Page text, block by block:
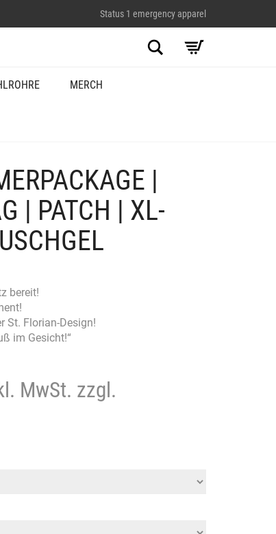
Status 1 emergency apparel
Suche
MERCH
|
| PATCH | XL-
bereit!
St. Florian-Design!
im Gesicht!“
MwSt. zzgl.